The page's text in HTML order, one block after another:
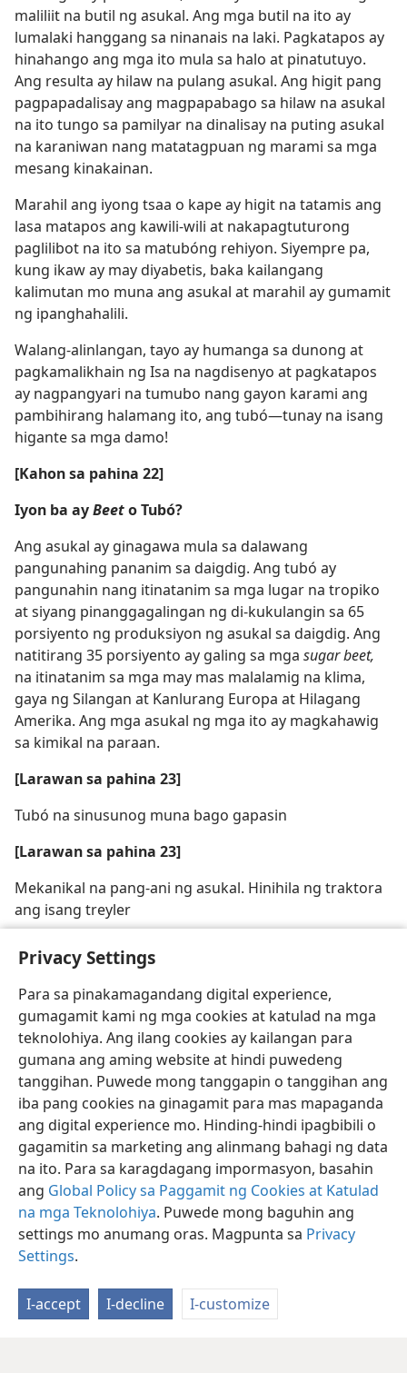
Privacy Settings
Para sa pinakamagandang digital experience,
gumagamit kami ng mga cookies at katulad na mga
teknolohiya. Ang ilang cookies ay kailangan para
gumana ang aming website at hindi puwedeng
tanggihan. Puwede mong tanggapin o tanggihan ang
iba pang cookies na ginagamit para mas mapaganda
ang digital experience mo. Hinding-hindi ipagbibili o
gagamitin sa marketing ang alinmang bahagi ng data
na ito. Para sa karagdagang impormasyon, basahin
ang Global Policy sa Paggamit ng Cookies at Katulad
na mga Teknolohiya. Puwede mong baguhin ang
settings mo anumang oras. Magpunta sa Privacy
Settings.
I-accept I-decline I-customize
maliliit na butil ng asukal. Ang mga butil na ito ay
lumalaki hanggang sa ninanais na laki. Pagkatapos ay
hinahango ang mga ito mula sa halo at pinatutuyo.
Ang resulta ay hilaw na pulang asukal. Ang higit pang
pagpapadalisay ang magpapabago sa hilaw na asukal
na ito tungo sa pamilyar na dinalisay na puting asukal
na karaniwan nang matatagpuan ng marami sa mga
mesang kinakainan.
Marahil ang iyong tsaa o kape ay higit na tatamis ang
lasa matapos ang kawili-wili at nakapagtuturong
paglilibot na ito sa matubóng rehiyon. Siyempre pa,
kung ikaw ay may diyabetis, baka kailangang
kalimutan mo muna ang asukal at marahil ay gumamit
ng ipanghahalili.
Walang-alinlangan, tayo ay humanga sa dunong at
pagkamalikhain ng Isa na nagdisenyo at pagkatapos
ay nagpangyari na tumubo nang gayon karami ang
pambihirang halamang ito, ang tubó​—tunay na isang
higante sa mga damo!
[Kahon sa pahina 22]
Iyon ba ayBeeto Tubó?
Ang asukal ay ginagawa mula sa dalawang
pangunahing pananim sa daigdig. Ang tubó ay
pangunahin nang itinatanim sa mga lugar na tropiko
at siyang pinanggagalingan ng di-kukulangin sa 65
porsiyento ng produksiyon ng asukal sa daigdig. Ang
natitirang 35 porsiyento ay galing sa mga sugar beet,
na itinatanim sa mga may mas malalamig na klima,
gaya ng Silangan at Kanlurang Europa at Hilagang
Amerika. Ang mga asukal ng mga ito ay magkahawig
sa kimikal na paraan.
[Larawan sa pahina 23]
Tubó na sinusunog muna bago gapasin
[Larawan sa pahina 23]
Mekanikal na pang-ani ng asukal. Hinihila ng traktora
ang isang treyler
[Picture Credit Line sa pahina 21]
Corporation